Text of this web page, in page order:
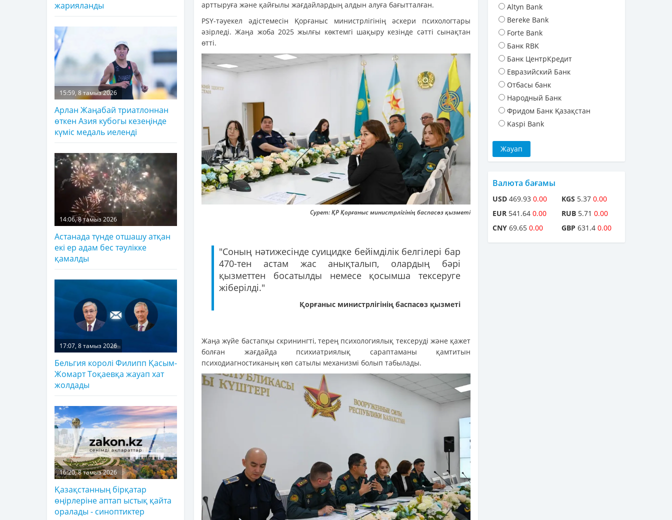
арттыруға және қайғылы жағдайлардың алдын алуға бағытталған.
PSY-тәуекел әдістемесін Қорғаныс министрлігінің әскери психологтары
әзірледі. Жаңа жоба 2025 жылғы көктемгі шақыру кезінде сәтті сынақтан
өтті.
Сурет: ҚР Қорғаныс министрлігінің баспасөз қызметі
"Соның нәтижесінде суицидке бейімділік белгілері бар
470-тен астам жас анықталып, олардың бәрі
қызметтен босатылды немесе қосымша тексеруге
жіберілді."
Қорғаныс министрлігінің баспасөз қызметі
Жаңа жүйе бастапқы скринингті, терең психологиялық тексеруді және қажет
болған жағдайда психиатриялық сараптаманы қамтитын
психодиагностиканың көп сатылы механизмі болып табылады.
жарияланды
15:59, 8 тамыз 2026
Арлан Жаңабай триатлоннан
өткен Азия кубогы кезеңінде
күміс медаль иеленді
14:06, 8 тамыз 2026
Астанада түнде отшашу атқан
екі ер адам бес тәулікке
қамалды
17:07, 8 тамыз 2026
Бельгия королі Филипп Қасым-
Жомарт Тоқаевқа жауап хат
жолдады
16:20, 8 тамыз 2026
Қазақстанның бірқатар
өңірлеріне аптап ыстық қайта
оралады - синоптиктер
Altyn Bank
Bereke Bank
Forte Bank
Банк RBK
Банк ЦентрКредит
Евразийский Банк
Отбасы банк
Народный Банк
Фридом Банк Қазақстан
Kaspi Bank
Валюта бағамы
USD 469.93 0.00
EUR 541.64 0.00
CNY 69.65 0.00
KGS 5.37 0.00
RUB 5.71 0.00
GBP 631.4 0.00